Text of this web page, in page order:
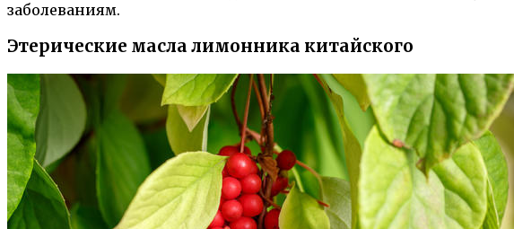
заболеваниям.
Этерические масла лимонника китайского